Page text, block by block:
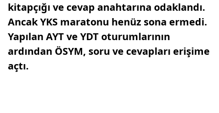
kitapçığı ve cevap anahtarına odaklandı.
Ancak YKS maratonu henüz sona ermedi.
Yapılan AYT ve YDT oturumlarının
ardından ÖSYM, soru ve cevapları erişime
açtı.